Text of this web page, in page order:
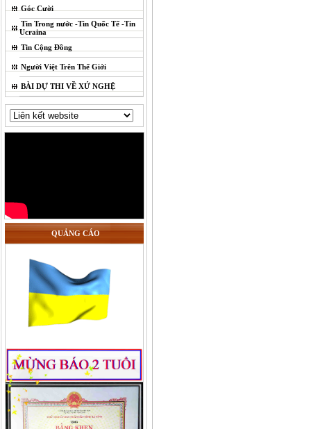
Góc Cười
Tin Trong nước -Tin Quốc Tế -Tin
Ucraina
Tin Cộng Đồng
Người Việt Trên Thế Giới
BÀI DỰ THI VỀ XỨ NGHỆ
QUẢNG CÁO